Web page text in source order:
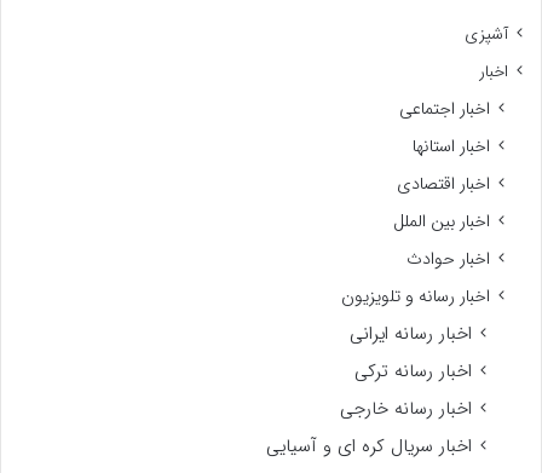
آشپزی
اخبار
اخبار اجتماعی
اخبار استانها
اخبار اقتصادی
اخبار بین الملل
اخبار حوادث
اخبار رسانه و تلویزیون
اخبار رسانه ایرانی
اخبار رسانه ترکی
اخبار رسانه خارجی
اخبار سریال کره ای و آسیایی